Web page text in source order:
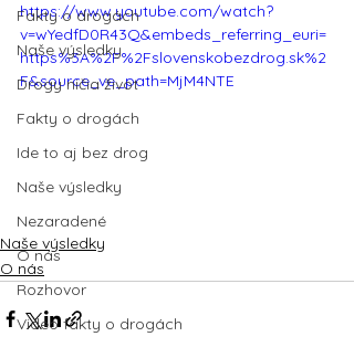
Fakty o drogách
Naše výsledky
Drogy ničia život
Fakty o drogách
Ide to aj bez drog
Naše výsledky
Nezaradené
O nás
Rozhovor
Video fakty o drogách
https://www.youtube.com/watch?
v=wYedfD0R43Q&embeds_referring_euri=
https%3A%2F%2Fslovenskobezdrog.sk%2
F&source_ve_path=MjM4NTE
Naše výsledky
O nás